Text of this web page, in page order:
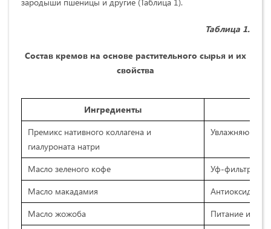
Таблица 1.
Состав кремов на основе растительного сырья и их
свойства
Ингредиенты
Премикс нативного коллагена и
гиалуроната натри
Увлажняющая
Масло зеленого кофе
Уф-фильтр
Масло макадамия
Антиоксидант
Масло жожоба
Питание и